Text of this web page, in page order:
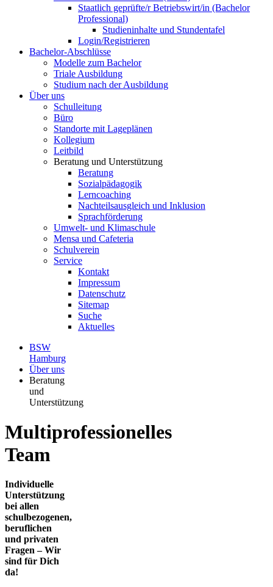
Staatlich geprüfte/r Betriebswirt/in (Bachelor
Professional)
Studieninhalte und Stundentafel
Login/Registrieren
Bachelor-Abschlüsse
Modelle zum Bachelor
Triale Ausbildung
Studium nach der Ausbildung
Über uns
Schulleitung
Büro
Standorte mit Lageplänen
Kollegium
Leitbild
Beratung und Unterstützung
Beratung
Sozialpädagogik
Lerncoaching
Nachteilsausgleich und Inklusion
Sprachförderung
Umwelt- und Klimaschule
Mensa und Cafeteria
Schulverein
Service
Kontakt
Impressum
Datenschutz
Sitemap
Suche
Aktuelles
BSW
Hamburg
Über uns
Beratung
und
Unterstützung
Multiprofessionelles
Team
Individuelle
Unterstützung
bei allen
schulbezogenen,
beruflichen
und privaten
Fragen – Wir
sind für Dich
da!